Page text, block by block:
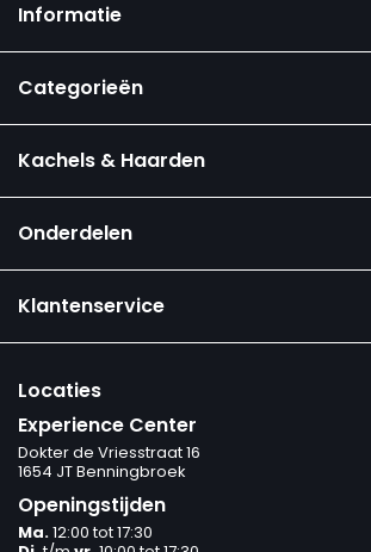
Informatie
Categorieën
Kachels & Haarden
Onderdelen
Klantenservice
Locaties
Experience Center
Dokter de Vriesstraat 16
1654 JT Benningbroek
Openingstijden
Ma.12:00 tot 17:30